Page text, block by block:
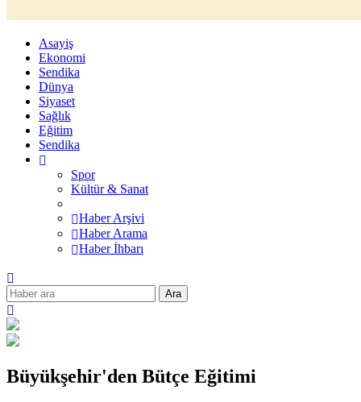
Asayiş
Ekonomi
Sendika
Dünya
Siyaset
Sağlık
Eğitim
Sendika
Spor
Kültür & Sanat
Haber Arşivi
Haber Arama
Haber İhbarı
Ara
Büyükşehir'den Bütçe Eğitimi